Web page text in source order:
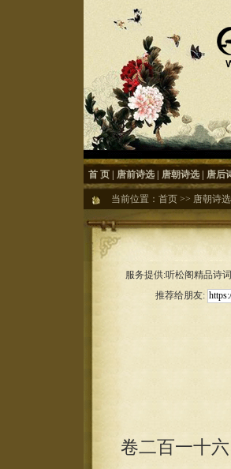
首 页 唐前诗选 唐朝诗选 唐后
当前位置： 首页 >> 唐朝诗选
服务提供:听松阁精品诗
推荐给朋友:
卷二百一十六